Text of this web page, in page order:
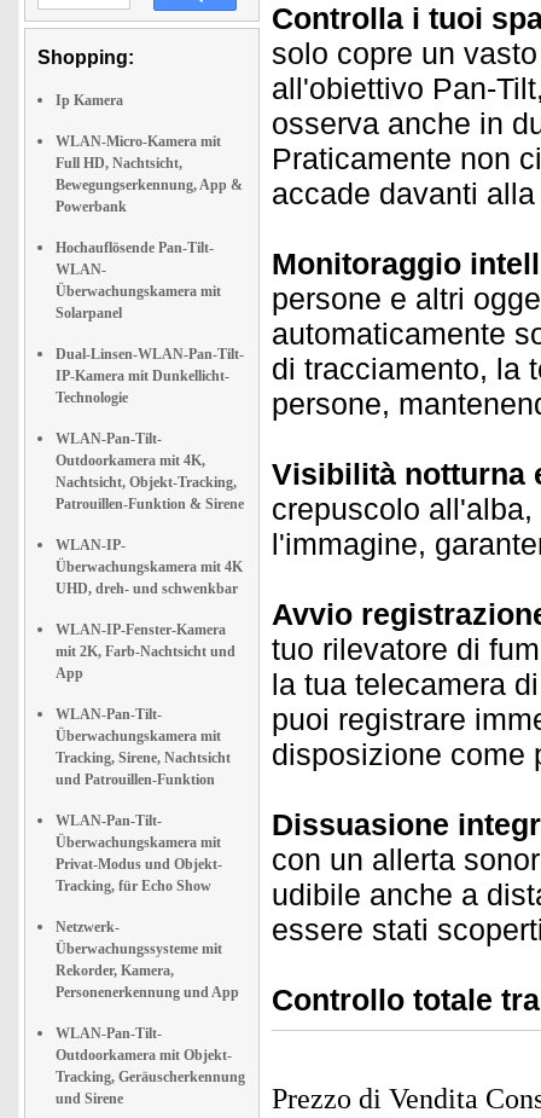
Shopping:
Ip Kamera
WLAN-Micro-Kamera mit
Full HD, Nachtsicht,
Bewegungserkennung, App &
Powerbank
Hochauflösende Pan-Tilt-
WLAN-
Überwachungskamera mit
Solarpanel
Dual-Linsen-WLAN-Pan-Tilt-
IP-Kamera mit Dunkellicht-
Technologie
WLAN-Pan-Tilt-
Outdoorkamera mit 4K,
Nachtsicht, Objekt-Tracking,
Patrouillen-Funktion & Sirene
WLAN-IP-
Überwachungskamera mit 4K
UHD, dreh- und schwenkbar
WLAN-IP-Fenster-Kamera
mit 2K, Farb-Nachtsicht und
App
WLAN-Pan-Tilt-
Überwachungskamera mit
Tracking, Sirene, Nachtsicht
und Patrouillen-Funktion
WLAN-Pan-Tilt-
Überwachungskamera mit
Privat-Modus und Objekt-
Tracking, für Echo Show
Netzwerk-
Überwachungssysteme mit
Rekorder, Kamera,
Personenerkennung und App
WLAN-Pan-Tilt-
Outdoorkamera mit Objekt-
Tracking, Geräuscherkennung
und Sirene
Controlla i tuoi
solo copre un
all'obiettivo Pan-
osserva anche in
Praticamente non
accade davanti
Monitoraggio
persone e altri
automaticamente
di tracciamento, la
persone,
Visibilità notturna
crepuscolo
l'immagine,
Avvio
tuo rilevatore di
la tua telecamera
puoi registrare
disposizione come
Dissuasione
con un allerta
udibile anche a
essere stati
Controllo totale
Prezzo di Vendita